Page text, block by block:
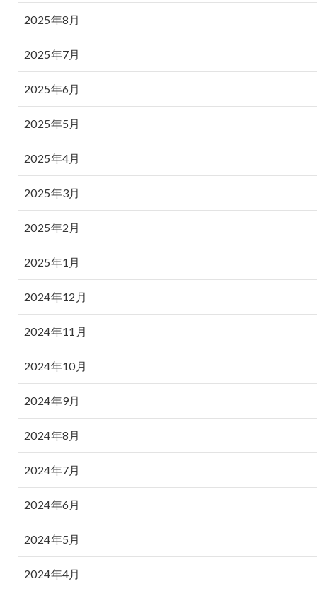
2025年8月
2025年7月
2025年6月
2025年5月
2025年4月
2025年3月
2025年2月
2025年1月
2024年12月
2024年11月
2024年10月
2024年9月
2024年8月
2024年7月
2024年6月
2024年5月
2024年4月